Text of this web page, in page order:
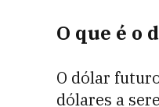
O que é o
O dólar
dólares a